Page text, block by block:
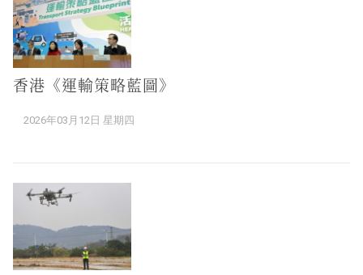
香港《運輸策略藍圖》
2026年03月12日 星期四